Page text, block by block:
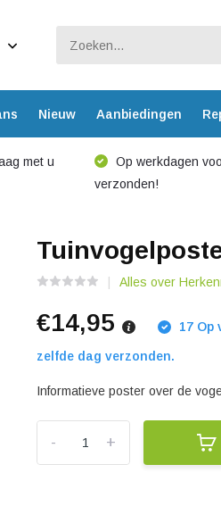
Nieuw Aanbiedingen
met u
Op werkdagen
verzonden!
Alles over
€14,95 17 Op
zelfde dag verzonden.
Informatieve poster over de
+
-